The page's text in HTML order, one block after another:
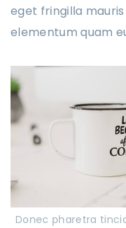
eget fringilla
elementum quam
Donec pharetra